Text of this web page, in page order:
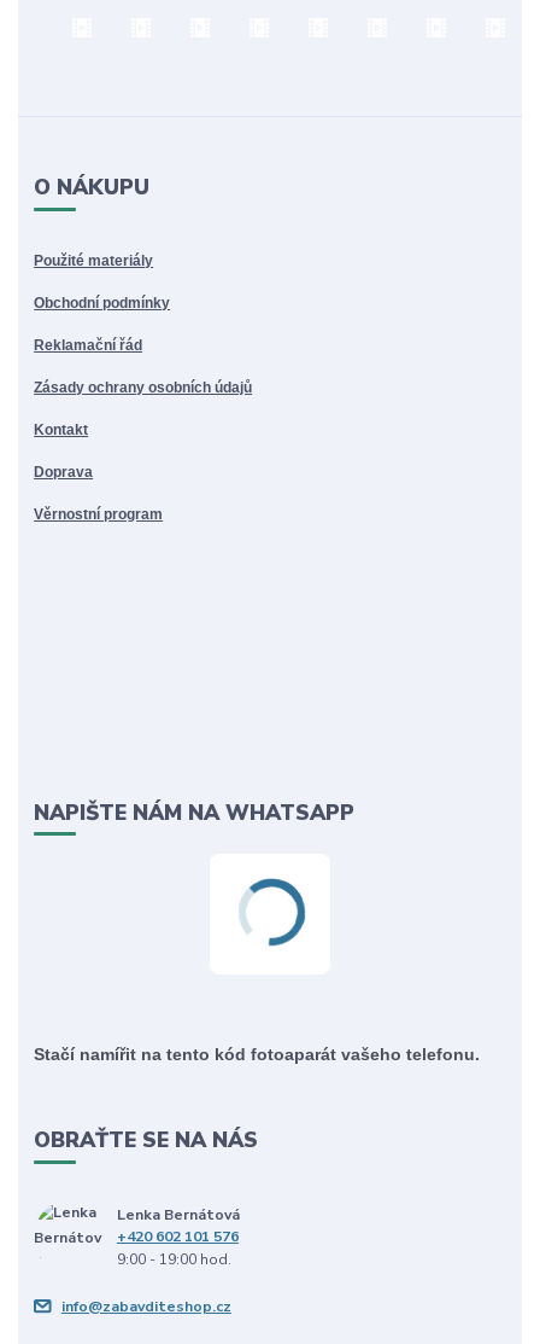
O NÁKUPU
Použité materiály
Obchodní podmínky
Reklamační řád
Zásady ochrany osobních údajů
Kontakt
Doprava
Věrnostní program
NAPIŠTE NÁM NA WHATSAPP
Stačí namířit na tento kód fotoaparát vašeho telefonu.
OBRAŤTE SE NA NÁS
Lenka Bernátová
+420 602 101 576
9:00 - 19:00 hod.
info@zabavditeshop.cz